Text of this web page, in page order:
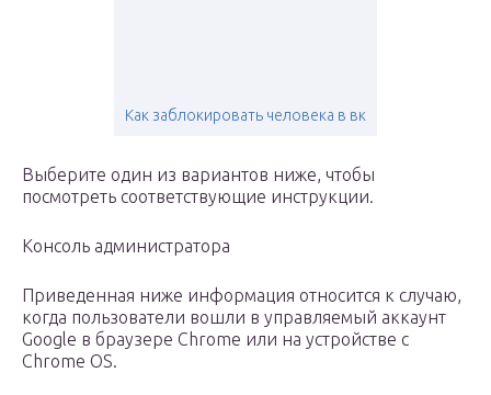
Как заблокировать человека в вк
Выберите один из вариантов ниже, чтобы
посмотреть соответствующие инструкции.
Консоль администратора
Приведенная ниже информация относится к случаю,
когда пользователи вошли в управляемый аккаунт
Google в браузере Chrome или на устройстве с
Chrome OS.